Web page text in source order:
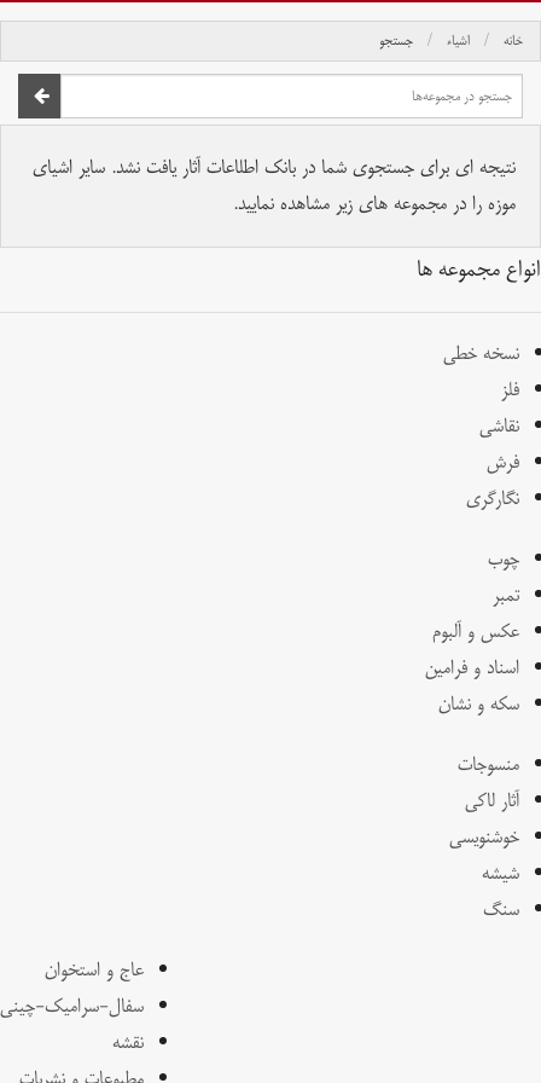
خانه اشیاء جستجو
نتیجه ای برای جستجوی شما در بانک اطلاعات آثار یافت نشد. سایر اشیای
موزه را در مجموعه های زیر مشاهده نمایید.
انواع مجموعه ها
نسخه خطی
فلز
نقاشی
فرش
نگارگری
چوب
تمبر
عکس و آلبوم
اسناد و فرامین
سکه و نشان
منسوجات
آثار لاکی
خوشنویسی
شیشه
سنگ
عاج و استخوان
سفال-سرامیک-چینی
نقشه
تمام حقوق برای موسسه کتابخانه و موزه ملی ملک محفوظ است.